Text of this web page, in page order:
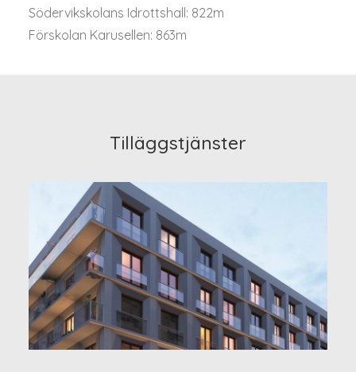
Södervikskolans Idrottshall: 822m
Förskolan Karusellen: 863m
Tilläggstjänster